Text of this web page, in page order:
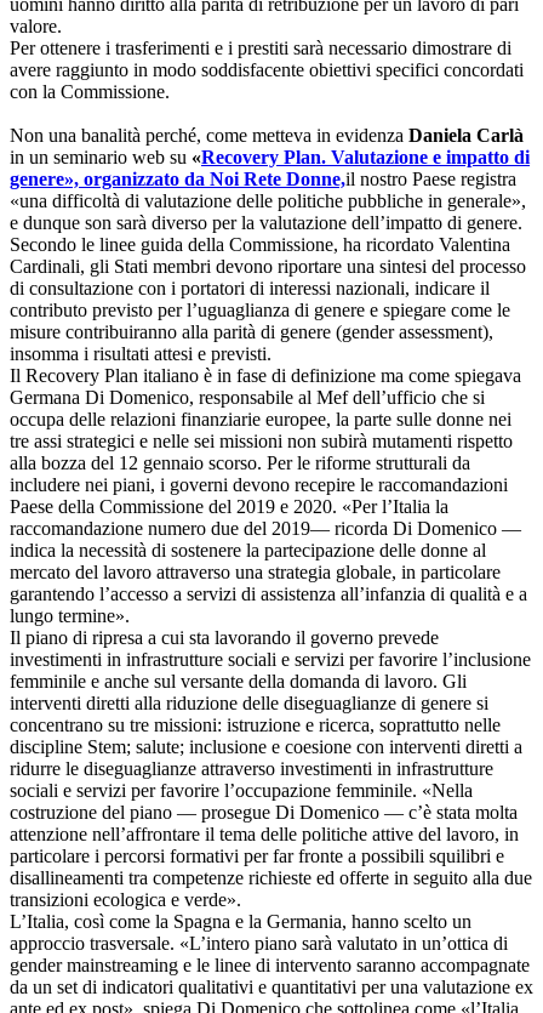
uomini hanno diritto alla parità di retribuzione per un lavoro di pari
valore.
Per ottenere i trasferimenti e i prestiti sarà necessario dimostrare di
avere raggiunto in modo soddisfacente obiettivi specifici concordati
con la Commissione.
Non una banalità perché, come metteva in evidenza Daniela Carlà
in un seminario web su «Recovery Plan. Valutazione e impatto di
genere», organizzato da Noi Rete Donne,il nostro Paese registra
«una difficoltà di valutazione delle politiche pubbliche in generale»,
e dunque son sarà diverso per la valutazione dell’impatto di genere.
Secondo le linee guida della Commissione, ha ricordato Valentina
Cardinali, gli Stati membri devono riportare una sintesi del processo
di consultazione con i portatori di interessi nazionali, indicare il
contributo previsto per l’uguaglianza di genere e spiegare come le
misure contribuiranno alla parità di genere (gender assessment),
insomma i risultati attesi e previsti.
Il Recovery Plan italiano è in fase di definizione ma come spiegava
Germana Di Domenico, responsabile al Mef dell’ufficio che si
occupa delle relazioni finanziarie europee, la parte sulle donne nei
tre assi strategici e nelle sei missioni non subirà mutamenti rispetto
alla bozza del 12 gennaio scorso. Per le riforme strutturali da
includere nei piani, i governi devono recepire le raccomandazioni
Paese della Commissione del 2019 e 2020. «Per l’Italia la
raccomandazione numero due del 2019— ricorda Di Domenico —
indica la necessità di sostenere la partecipazione delle donne al
mercato del lavoro attraverso una strategia globale, in particolare
garantendo l’accesso a servizi di assistenza all’infanzia di qualità e a
lungo termine».
Il piano di ripresa a cui sta lavorando il governo prevede
investimenti in infrastrutture sociali e servizi per favorire l’inclusione
femminile e anche sul versante della domanda di lavoro. Gli
interventi diretti alla riduzione delle diseguaglianze di genere si
concentrano su tre missioni: istruzione e ricerca, soprattutto nelle
discipline Stem; salute; inclusione e coesione con interventi diretti a
ridurre le diseguaglianze attraverso investimenti in infrastrutture
sociali e servizi per favorire l’occupazione femminile. «Nella
costruzione del piano — prosegue Di Domenico — c’è stata molta
attenzione nell’affrontare il tema delle politiche attive del lavoro, in
particolare i percorsi formativi per far fronte a possibili squilibri e
disallineamenti tra competenze richieste ed offerte in seguito alla due
transizioni ecologica e verde».
L’Italia, così come la Spagna e la Germania, hanno scelto un
approccio trasversale. «L’intero piano sarà valutato in un’ottica di
gender mainstreaming e le linee di intervento saranno accompagnate
da un set di indicatori qualitativi e quantitativi per una valutazione ex